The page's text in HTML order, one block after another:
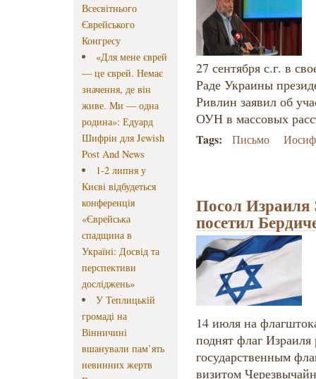
Всесвітнього
Єврейського
Конгресу
«Для мене єврей
— це єврей. Немає
значення, де він
живе. Ми — одна
родина»: Едуард
Шифрін для Jewish
Post And News
1-2 липня у
Києві відбудеться
конференція
«Єврейська
спадщина в
Україні: Досвід та
перспективи
досліджень»
У Теплицькій
громаді на
Вінничині
вшанували пам’ять
невинних жертв
27 сентября с.г. в
Раде Украины
Ривлин заявил об
ОУН в массовых
Tags: Письмо Иосиф
Посол Израиля
посетил
14 июля на
поднят флаг
государственным
визитом